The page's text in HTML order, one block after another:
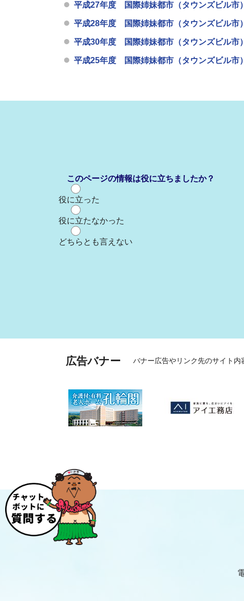
平成27年度 国際姉妹都市（タウンズビル市
平成28年度 国際姉妹都市（タウンズビル市
平成30年度 国際姉妹都市（タウンズビル市
平成25年度 国際姉妹都市（タウンズビル市
このページの情報は役に立ちましたか？
役に立った
役に立たなかった
どちらとも言えない
広告バナー バナー広告やリンク先のサイト内